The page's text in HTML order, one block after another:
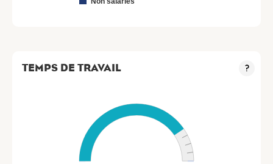
TEMPS DE TRAVAIL ?